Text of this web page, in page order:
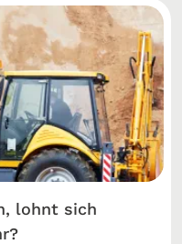
lohnt sich